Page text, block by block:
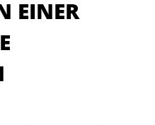
EINER